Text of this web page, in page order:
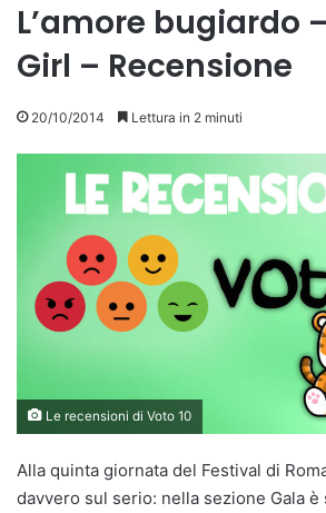
L’amore bugiardo
Girl – Recensione
20/10/2014 Lettura in 2 minuti
Le recensioni di Voto 10
Alla quinta giornata del Festival di
davvero sul serio: nella sezione Gala è